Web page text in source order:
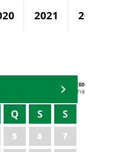
2021 2022
AGENDA DA CODED/CED
Vagna Lima
Q S S
5 6
7